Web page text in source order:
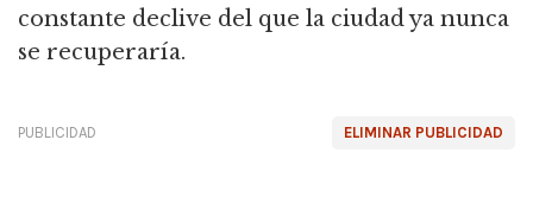
constante declive del que la ciudad ya nunca
se recuperaría.
ELIMINAR PUBLICIDAD
PUBLICIDAD